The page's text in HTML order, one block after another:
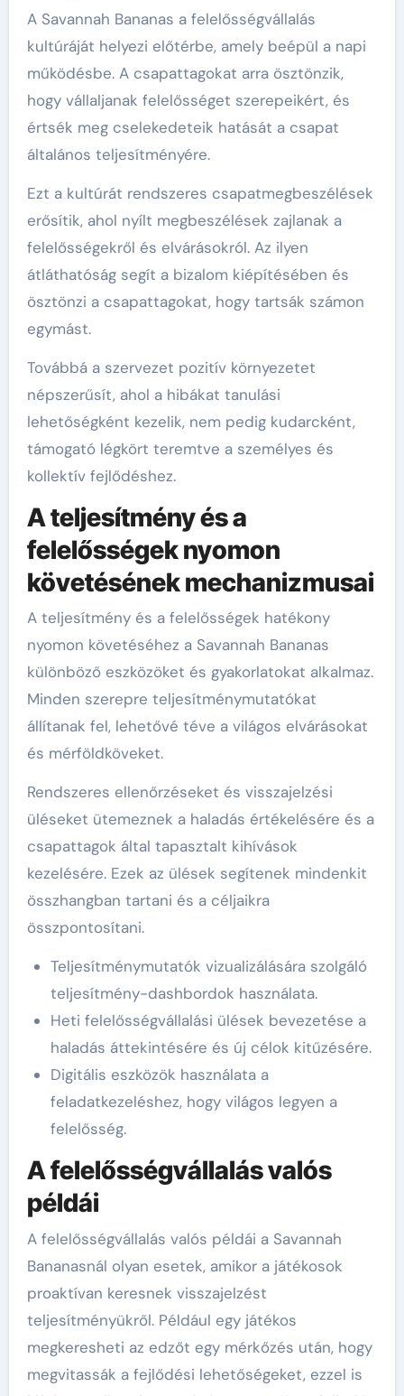
A Savannah Bananas a felelősségvállalás
kultúráját helyezi előtérbe, amely beépül a napi
működésbe. A csapattagokat arra ösztönzik,
hogy vállaljanak felelősséget szerepeikért, és
értsék meg cselekedeteik hatását a csapat
általános teljesítményére.
Ezt a kultúrát rendszeres csapatmegbeszélések
erősítik, ahol nyílt megbeszélések zajlanak a
felelősségekről és elvárásokról. Az ilyen
átláthatóság segít a bizalom kiépítésében és
ösztönzi a csapattagokat, hogy tartsák számon
egymást.
Továbbá a szervezet pozitív környezetet
népszerűsít, ahol a hibákat tanulási
lehetőségként kezelik, nem pedig kudarcként,
támogató légkört teremtve a személyes és
kollektív fejlődéshez.
A teljesítmény és a
felelősségek nyomon
követésének mechanizmusai
A teljesítmény és a felelősségek hatékony
nyomon követéséhez a Savannah Bananas
különböző eszközöket és gyakorlatokat alkalmaz.
Minden szerepre teljesítménymutatókat
állítanak fel, lehetővé téve a világos elvárásokat
és mérföldköveket.
Rendszeres ellenőrzéseket és visszajelzési
üléseket ütemeznek a haladás értékelésére és a
csapattagok által tapasztalt kihívások
kezelésére. Ezek az ülések segítenek mindenkit
összhangban tartani és a céljaikra
összpontosítani.
Teljesítménymutatók vizualizálására szolgáló
teljesítmény-dashbordok használata.
Heti felelősségvállalási ülések bevezetése a
haladás áttekintésére és új célok kitűzésére.
Digitális eszközök használata a
feladatkezeléshez, hogy világos legyen a
felelősség.
A felelősségvállalás valós
példái
A felelősségvállalás valós példái a Savannah
Bananasnál olyan esetek, amikor a játékosok
proaktívan keresnek visszajelzést
teljesítményükről. Például egy játékos
megkeresheti az edzőt egy mérkőzés után, hogy
megvitassák a fejlődési lehetőségeket, ezzel is